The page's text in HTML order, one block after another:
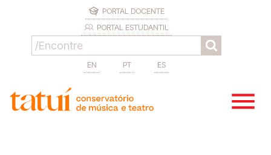
PORTAL DOCENTE
PORTAL ESTUDANTIL
EN PT ES